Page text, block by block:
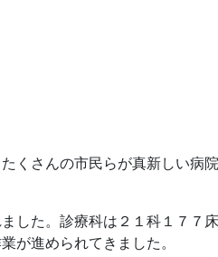
くさんの市民らが真新しい病
した。診療科は２１科１７７
が進められてきました。